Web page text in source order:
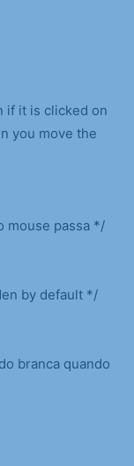
if it is clicked on
you move the
mouse passa */
by default */
branca quando